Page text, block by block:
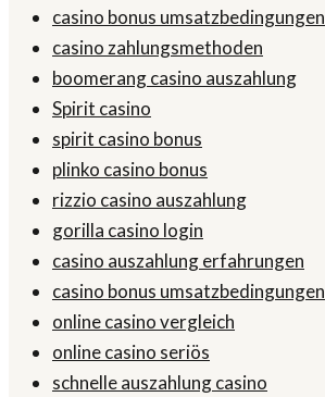
casino bonus umsatzbedingungen
casino zahlungsmethoden
boomerang casino auszahlung
Spirit casino
spirit casino bonus
plinko casino bonus
rizzio casino auszahlung
gorilla casino login
casino auszahlung erfahrungen
casino bonus umsatzbedingungen
online casino vergleich
online casino seriös
schnelle auszahlung casino